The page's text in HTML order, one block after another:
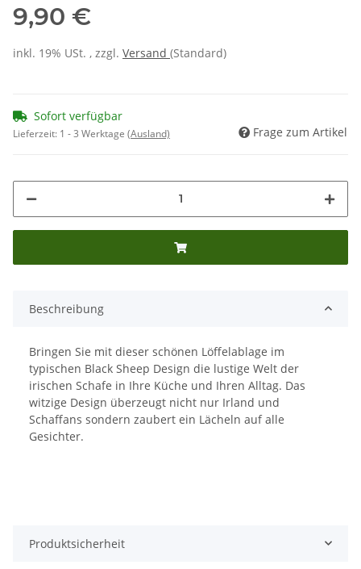
9,90 €
inkl. 19% USt. , zzgl. Versand (Standard)
Sofort verfügbar
Lieferzeit: 1 - 3 Werktage (Ausland) Frage zum Artikel
Beschreibung
Bringen Sie mit dieser schönen Löffelablage im
typischen Black Sheep Design die lustige Welt der
irischen Schafe in Ihre Küche und Ihren Alltag. Das
witzige Design überzeugt nicht nur Irland und
Schaffans sondern zaubert ein Lächeln auf alle
Gesichter.
Produktsicherheit